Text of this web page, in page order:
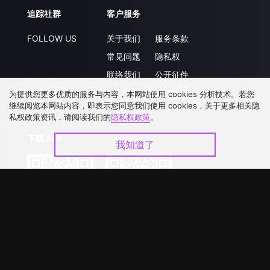
追踪社群
FOLLOW US
客户服务
关于我们
常见问题
联络我们
升级VIP
服务条款
隐私权
公开征件
合作洽談
为提供您更多优质的服务与内容，本网站使用 cookies 分析技术。若您
继续阅览本网站内容，即表示您同意我们使用 cookies，关于更多相关隐
私权政策资讯，请阅读我们的隐私权政策。
我知道了